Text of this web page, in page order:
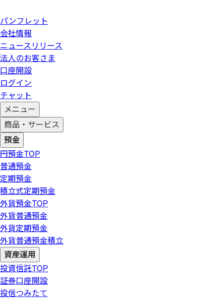
パンフレット
会社情報
ニュースリリース
法人のお客さま
口座開設
ログイン
チャット
メニュー
商品・サービス
預金
円預金TOP
普通預金
定期預金
積立式定期預金
外貨預金TOP
外貨普通預金
外貨定期預金
外貨普通預金積立
資産運用
投資信託TOP
証券口座開設
投信つみたて